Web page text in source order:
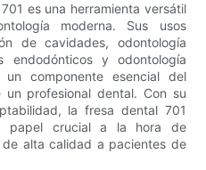
es una herramienta versátil
moderna. Sus usos
de cavidades, odontología
endodónticos y odontología
componente esencial del
profesional dental. Con su
la fresa dental 701
papel crucial a la hora de
alta calidad a pacientes de